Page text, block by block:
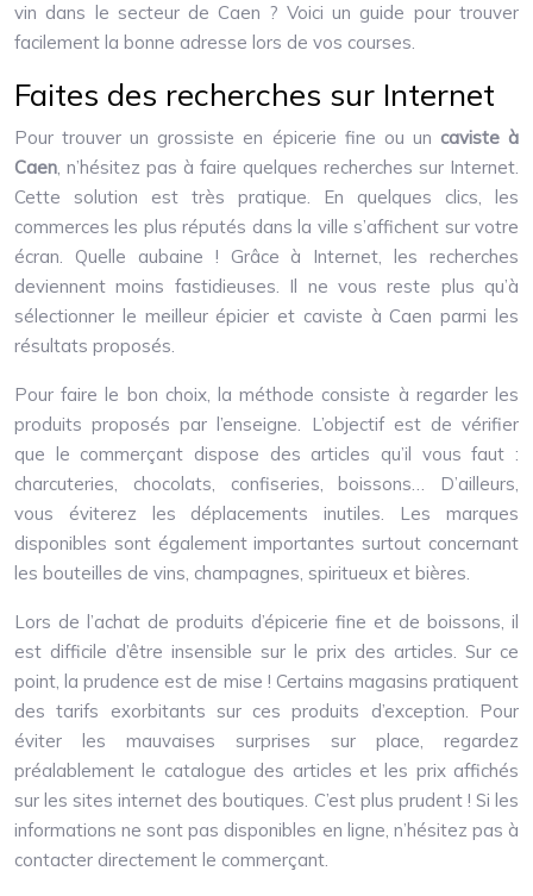
vin dans le secteur de Caen ? Voici un guide pour trouver
facilement la bonne adresse lors de vos courses.
Faites des recherches sur Internet
Pour trouver un grossiste en épicerie fine ou un caviste à
Caen, n’hésitez pas à faire quelques recherches sur Internet.
Cette solution est très pratique. En quelques clics, les
commerces les plus réputés dans la ville s’affichent sur votre
écran. Quelle aubaine ! Grâce à Internet, les recherches
deviennent moins fastidieuses. Il ne vous reste plus qu’à
sélectionner le meilleur épicier et caviste à Caen parmi les
résultats proposés.
Pour faire le bon choix, la méthode consiste à regarder les
produits proposés par l’enseigne. L’objectif est de vérifier
que le commerçant dispose des articles qu’il vous faut :
charcuteries, chocolats, confiseries, boissons… D’ailleurs,
vous éviterez les déplacements inutiles. Les marques
disponibles sont également importantes surtout concernant
les bouteilles de vins, champagnes, spiritueux et bières.
Lors de l’achat de produits d’épicerie fine et de boissons, il
est difficile d’être insensible sur le prix des articles. Sur ce
point, la prudence est de mise ! Certains magasins pratiquent
des tarifs exorbitants sur ces produits d’exception. Pour
éviter les mauvaises surprises sur place, regardez
préalablement le catalogue des articles et les prix affichés
sur les sites internet des boutiques. C’est plus prudent ! Si les
informations ne sont pas disponibles en ligne, n’hésitez pas à
contacter directement le commerçant.